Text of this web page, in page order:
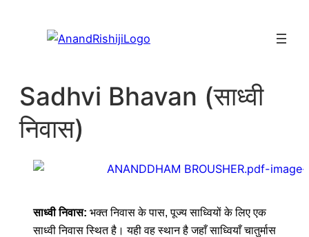
Sadhvi Bhavan (साध्वी
निवास)
साध्वी निवास: भक्त निवास के पास, पूज्य साध्वियों के लिए एक
साध्वी निवास स्थित है। यही वह स्थान है जहाँ साध्वियाँ चातुर्मास